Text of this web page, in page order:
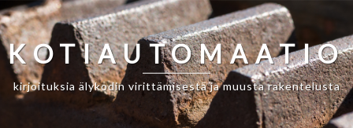
Skip
to
content
KOTIAUTOMAATIO
kirjoituksia älykodin virittämisestä ja muusta rakentelusta